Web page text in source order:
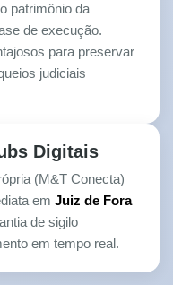
patrimônio da
de execução.
para preservar
judiciais
Digitais
(M&T Conecta)
em Juiz de Fora
de sigilo
em tempo real.